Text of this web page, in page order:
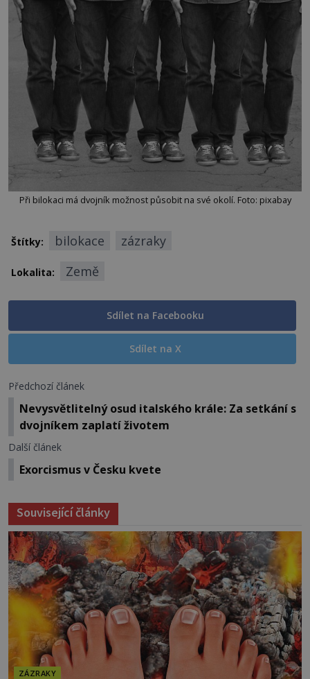
Při bilokaci má dvojník možnost působit na své okolí. Foto: pixabay
Štítky: bilokace zázraky
Lokalita: Země
Sdílet na Facebooku
Sdílet na X
Předchozí článek
Nevysvětlitelný osud italského krále: Za setkání s
dvojníkem zaplatí životem
Další článek
Exorcismus v Česku kvete
Související články
ZÁZRAKY